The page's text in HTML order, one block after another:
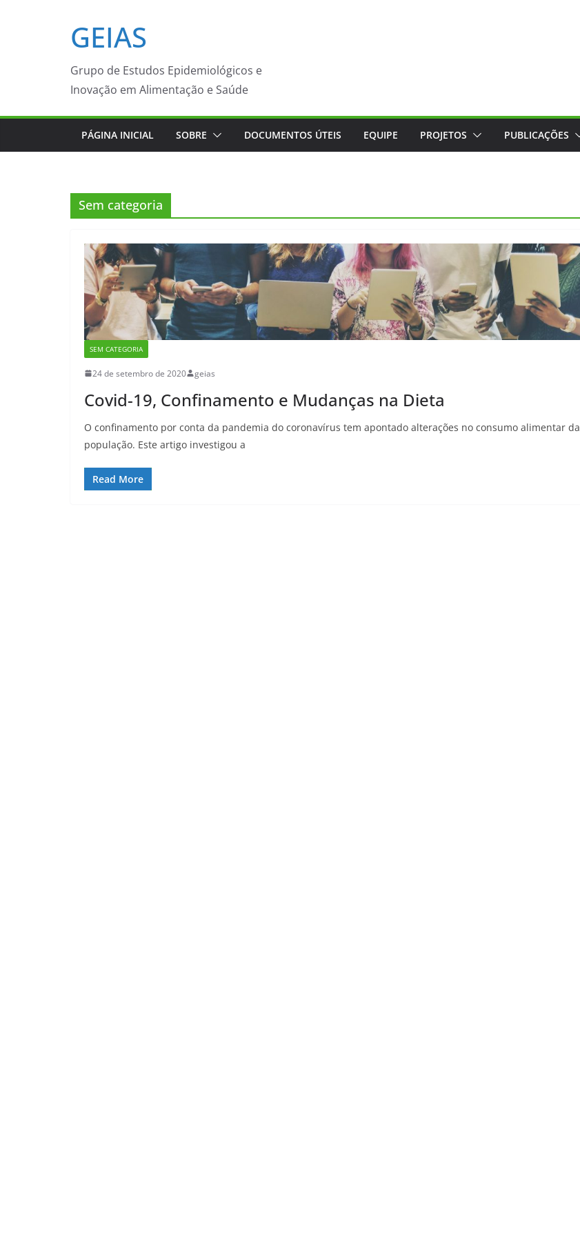
GEIAS
Grupo de Estudos Epidemiológicos e
Inovação em Alimentação e Saúde
PÁGINA INICIAL SOBRE DOCUMENTOS ÚTEIS EQUIPE PROJETOS PUBLICAÇÕES
Sem categoria
SEM CATEGORIA
24 de setembro de 2020 geias
Covid-19, Confinamento e Mudanças na Dieta
O confinamento por conta da pandemia do coronavírus tem apontado alterações no consumo alimentar da
população. Este artigo investigou a
Read More